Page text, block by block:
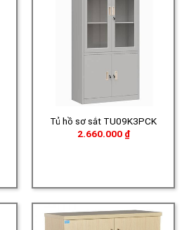
Tủ hồ sơ sắt TU09K3PCK
2.660.000 ₫